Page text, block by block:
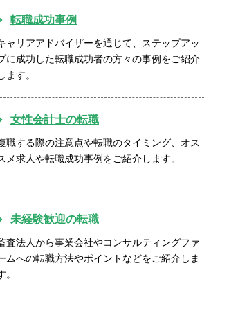
転職成功事例
ャリアアドバイザーを通じて、ステップアッ
に成功した転職成功者の方々の事例をご紹介
ます。
女性会計士の転職
職する際の注意点や転職のタイミング、オス
メ求人や転職成功事例をご紹介します。
未経験歓迎の転職
査法人から事業会社やコンサルティングファ
ムへの転職方法やポイントなどをご紹介しま
。